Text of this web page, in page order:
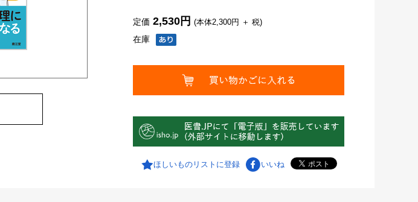
在庫
定価 2,530円 (本体2,300円 ＋ 税)
ほしいものリストに登録 いいね